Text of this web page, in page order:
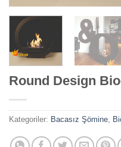
Round Design
Kategoriler: Bacasız Şömine